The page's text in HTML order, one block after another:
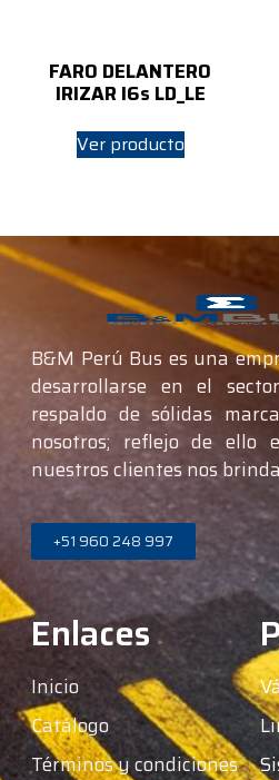
FARO DELANTERO
IRIZAR I6s LD_LE
Ver producto
B&M Perú Bus es una
desarrollarse en el
respaldo de sólidas
nosotros; reflejo de ello
nuestros clientes nos
+51 960 248 997
Enlaces
Inicio
Catálogo
Términos y condiciones